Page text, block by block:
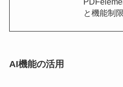
と機能制
AI機能の活用